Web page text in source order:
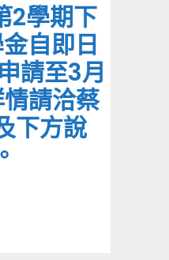
2學期下
自即日
請至3月
請洽蔡
下方說